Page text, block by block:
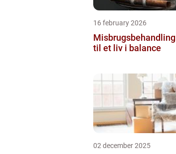
16 february 2026
Misbrugsbehandling vejen
til et liv i balance
02 december 2025